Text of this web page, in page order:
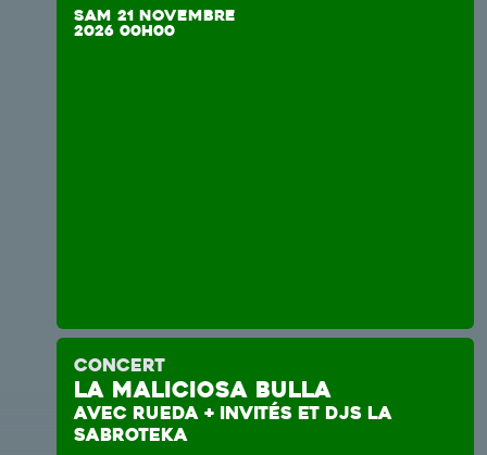
SAM 21 NOVEMBRE
2026 00H00
CONCERT
La Maliciosa Bulla
AVEC RUEDA + INVITÉS ET DJS LA
SABROTEKA
Adhésion 2026